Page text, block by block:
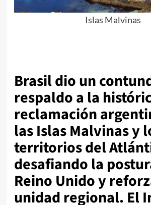
Islas Malvinas
Brasil dio un
respaldo a la
reclamación
las Islas Malvinas y
territorios del
desafiando la
Reino Unido y
unidad regional. El